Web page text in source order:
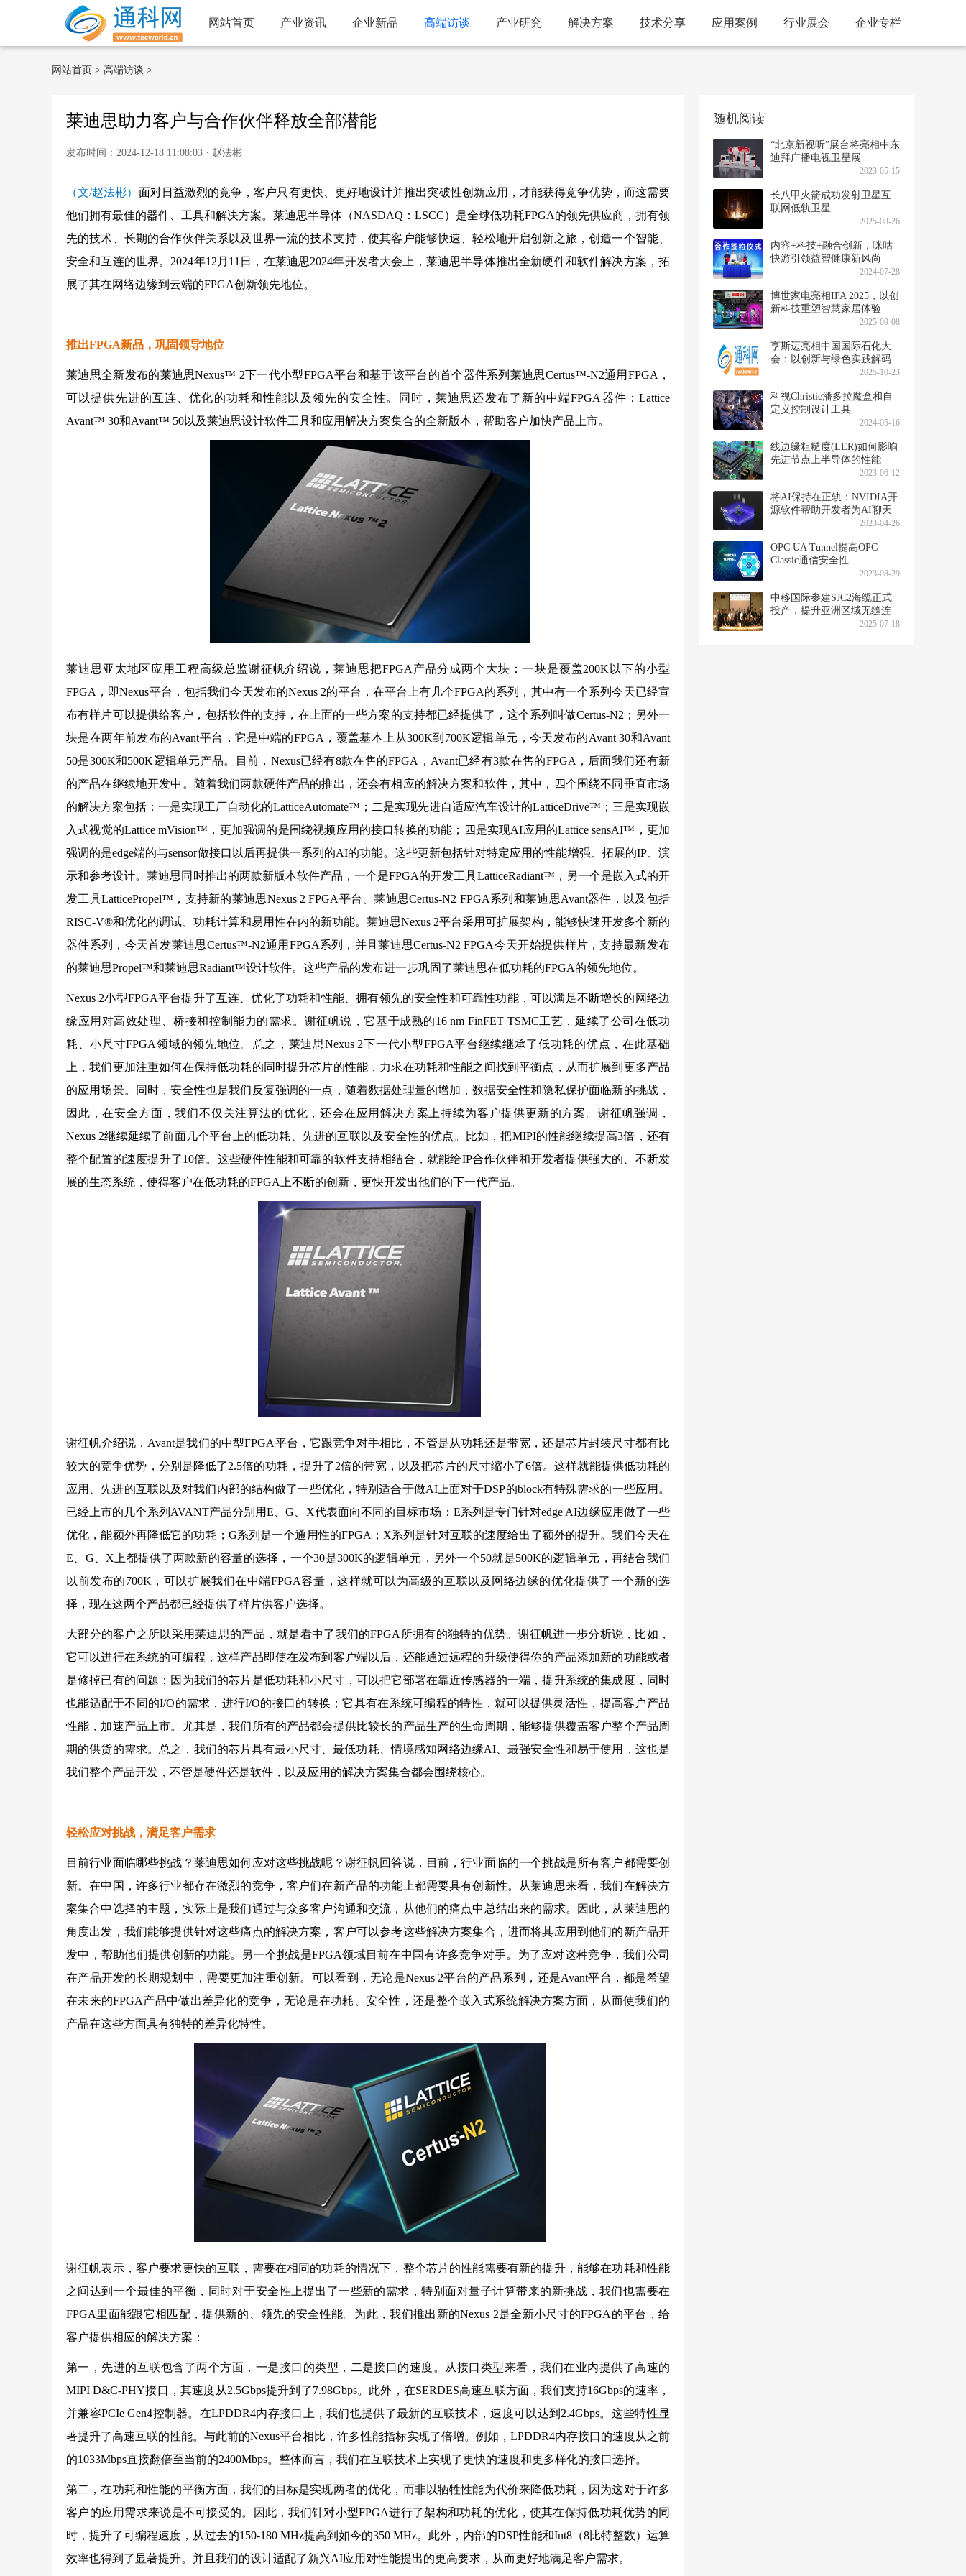
网站首页 产业资讯 企业新品 高端访谈 产业研究 解决方案 技术分享 应用案例 行业展会 企业专栏
网站首页 > 高端访谈 >
莱迪思助力客户与合作伙伴释放全部潜能
发布时间：2024-12-18 11:08:03 · 赵法彬
（文/赵法彬） 面对日益激烈的竞争，客户只有更快、更好地设计并推出突破性创新应用，才能获得竞争优势，而这需要
他们拥有最佳的器件、工具和解决方案。莱迪思半导体（NASDAQ：LSCC）是全球低功耗FPGA的领先供应商，拥有领
先的技术、长期的合作伙伴关系以及世界一流的技术支持，使其客户能够快速、轻松地开启创新之旅，创造一个智能、
安全和互连的世界。2024年12月11日，在莱迪思2024年开发者大会上，莱迪思半导体推出全新硬件和软件解决方案，拓
展了其在网络边缘到云端的FPGA创新领先地位。
推出FPGA新品，巩固领导地位
莱迪思全新发布的莱迪思Nexus™ 2下一代小型FPGA平台和基于该平台的首个器件系列莱迪思Certus™-N2通用FPGA，
可以提供先进的互连、优化的功耗和性能以及领先的安全性。同时，莱迪思还发布了新的中端FPGA器件：Lattice
Avant™ 30和Avant™ 50以及莱迪思设计软件工具和应用解决方案集合的全新版本，帮助客户加快产品上市。
莱迪思亚太地区应用工程高级总监谢征帆介绍说，莱迪思把FPGA产品分成两个大块：一块是覆盖200K以下的小型
FPGA，即Nexus平台，包括我们今天发布的Nexus 2的平台，在平台上有几个FPGA的系列，其中有一个系列今天已经宣
布有样片可以提供给客户，包括软件的支持，在上面的一些方案的支持都已经提供了，这个系列叫做Certus-N2；另外一
块是在两年前发布的Avant平台，它是中端的FPGA，覆盖基本上从300K到700K逻辑单元，今天发布的Avant 30和Avant
50是300K和500K逻辑单元产品。目前，Nexus已经有8款在售的FPGA，Avant已经有3款在售的FPGA，后面我们还有新
的产品在继续地开发中。随着我们两款硬件产品的推出，还会有相应的解决方案和软件，其中，四个围绕不同垂直市场
的解决方案包括：一是实现工厂自动化的LatticeAutomate™；二是实现先进自适应汽车设计的LatticeDrive™；三是实现嵌
入式视觉的Lattice mVision™，更加强调的是围绕视频应用的接口转换的功能；四是实现AI应用的Lattice sensAI™，更加
强调的是edge端的与sensor做接口以后再提供一系列的AI的功能。这些更新包括针对特定应用的性能增强、拓展的IP、演
示和参考设计。莱迪思同时推出的两款新版本软件产品，一个是FPGA的开发工具LatticeRadiant™，另一个是嵌入式的开
发工具LatticePropel™，支持新的莱迪思Nexus 2 FPGA平台、莱迪思Certus-N2 FPGA系列和莱迪思Avant器件，以及包括
RISC-V®和优化的调试、功耗计算和易用性在内的新功能。莱迪思Nexus 2平台采用可扩展架构，能够快速开发多个新的
器件系列，今天首发莱迪思Certus™-N2通用FPGA系列，并且莱迪思Certus-N2 FPGA今天开始提供样片，支持最新发布
的莱迪思Propel™和莱迪思Radiant™设计软件。这些产品的发布进一步巩固了莱迪思在低功耗的FPGA的领先地位。
Nexus 2小型FPGA平台提升了互连、优化了功耗和性能、拥有领先的安全性和可靠性功能，可以满足不断增长的网络边
缘应用对高效处理、桥接和控制能力的需求。谢征帆说，它基于成熟的16 nm FinFET TSMC工艺，延续了公司在低功
耗、小尺寸FPGA领域的领先地位。总之，莱迪思Nexus 2下一代小型FPGA平台继续继承了低功耗的优点，在此基础
上，我们更加注重如何在保持低功耗的同时提升芯片的性能，力求在功耗和性能之间找到平衡点，从而扩展到更多产品
的应用场景。同时，安全性也是我们反复强调的一点，随着数据处理量的增加，数据安全性和隐私保护面临新的挑战，
因此，在安全方面，我们不仅关注算法的优化，还会在应用解决方案上持续为客户提供更新的方案。谢征帆强调，
Nexus 2继续延续了前面几个平台上的低功耗、先进的互联以及安全性的优点。比如，把MIPI的性能继续提高3倍，还有
整个配置的速度提升了10倍。这些硬件性能和可靠的软件支持相结合，就能给IP合作伙伴和开发者提供强大的、不断发
展的生态系统，使得客户在低功耗的FPGA上不断的创新，更快开发出他们的下一代产品。
谢征帆介绍说，Avant是我们的中型FPGA平台，它跟竞争对手相比，不管是从功耗还是带宽，还是芯片封装尺寸都有比
较大的竞争优势，分别是降低了2.5倍的功耗，提升了2倍的带宽，以及把芯片的尺寸缩小了6倍。这样就能提供低功耗的
应用、先进的互联以及对我们内部的结构做了一些优化，特别适合于做AI上面对于DSP的block有特殊需求的一些应用。
已经上市的几个系列AVANT产品分别用E、G、X代表面向不同的目标市场：E系列是专门针对edge AI边缘应用做了一些
优化，能额外再降低它的功耗；G系列是一个通用性的FPGA；X系列是针对互联的速度给出了额外的提升。我们今天在
E、G、X上都提供了两款新的容量的选择，一个30是300K的逻辑单元，另外一个50就是500K的逻辑单元，再结合我们
以前发布的700K，可以扩展我们在中端FPGA容量，这样就可以为高级的互联以及网络边缘的优化提供了一个新的选
择，现在这两个产品都已经提供了样片供客户选择。
大部分的客户之所以采用莱迪思的产品，就是看中了我们的FPGA所拥有的独特的优势。谢征帆进一步分析说，比如，
它可以进行在系统的可编程，这样产品即使在发布到客户端以后，还能通过远程的升级使得你的产品添加新的功能或者
是修掉已有的问题；因为我们的芯片是低功耗和小尺寸，可以把它部署在靠近传感器的一端，提升系统的集成度，同时
也能适配于不同的I/O的需求，进行I/O的接口的转换；它具有在系统可编程的特性，就可以提供灵活性，提高客户产品
性能，加速产品上市。尤其是，我们所有的产品都会提供比较长的产品生产的生命周期，能够提供覆盖客户整个产品周
期的供货的需求。总之，我们的芯片具有最小尺寸、最低功耗、情境感知网络边缘AI、最强安全性和易于使用，这也是
我们整个产品开发，不管是硬件还是软件，以及应用的解决方案集合都会围绕核心。
轻松应对挑战，满足客户需求
目前行业面临哪些挑战？莱迪思如何应对这些挑战呢？谢征帆回答说，目前，行业面临的一个挑战是所有客户都需要创
新。在中国，许多行业都存在激烈的竞争，客户们在新产品的功能上都需要具有创新性。从莱迪思来看，我们在解决方
案集合中选择的主题，实际上是我们通过与众多客户沟通和交流，从他们的痛点中总结出来的需求。因此，从莱迪思的
角度出发，我们能够提供针对这些痛点的解决方案，客户可以参考这些解决方案集合，进而将其应用到他们的新产品开
发中，帮助他们提供创新的功能。另一个挑战是FPGA领域目前在中国有许多竞争对手。为了应对这种竞争，我们公司
在产品开发的长期规划中，需要更加注重创新。可以看到，无论是Nexus 2平台的产品系列，还是Avant平台，都是希望
在未来的FPGA产品中做出差异化的竞争，无论是在功耗、安全性，还是整个嵌入式系统解决方案方面，从而使我们的
产品在这些方面具有独特的差异化特性。
谢征帆表示，客户要求更快的互联，需要在相同的功耗的情况下，整个芯片的性能需要有新的提升，能够在功耗和性能
之间达到一个最佳的平衡，同时对于安全性上提出了一些新的需求，特别面对量子计算带来的新挑战，我们也需要在
FPGA里面能跟它相匹配，提供新的、领先的安全性能。为此，我们推出新的Nexus 2是全新小尺寸的FPGA的平台，给
客户提供相应的解决方案：
第一，先进的互联包含了两个方面，一是接口的类型，二是接口的速度。从接口类型来看，我们在业内提供了高速的
MIPI D&C-PHY接口，其速度从2.5Gbps提升到了7.98Gbps。此外，在SERDES高速互联方面，我们支持16Gbps的速率，
并兼容PCIe Gen4控制器。在LPDDR4内存接口上，我们也提供了最新的互联技术，速度可以达到2.4Gbps。这些特性显
著提升了高速互联的性能。与此前的Nexus平台相比，许多性能指标实现了倍增。例如，LPDDR4内存接口的速度从之前
的1033Mbps直接翻倍至当前的2400Mbps。整体而言，我们在互联技术上实现了更快的速度和更多样化的接口选择。
第二，在功耗和性能的平衡方面，我们的目标是实现两者的优化，而非以牺牲性能为代价来降低功耗，因为这对于许多
客户的应用需求来说是不可接受的。因此，我们针对小型FPGA进行了架构和功耗的优化，使其在保持低功耗优势的同
时，提升了可编程速度，从过去的150-180 MHz提高到如今的350 MHz。此外，内部的DSP性能和Int8（8比特整数）运算
效率也得到了显著提升。并且我们的设计适配了新兴AI应用对性能提出的更高要求，从而更好地满足客户需求。
随机阅读
“北京新视听”展台将亮相中东
迪拜广播电视卫星展
2023-05-15
长八甲火箭成功发射卫星互
联网低轨卫星
2025-08-26
内容+科技+融合创新，咪咕
快游引领益智健康新风尚
2024-07-28
博世家电亮相IFA 2025，以创
新科技重塑智慧家居体验
2025-09-08
亨斯迈亮相中国国际石化大
会：以创新与绿色实践解码
2025-10-23
科视Christie潘多拉魔盒和自
定义控制设计工具
2024-05-16
线边缘粗糙度(LER)如何影响
先进节点上半导体的性能
2023-06-12
将AI保持在正轨：NVIDIA开
源软件帮助开发者为AI聊天
2023-04-26
OPC UA Tunnel提高OPC
Classic通信安全性
2023-08-29
中移国际参建SJC2海缆正式
投产，提升亚洲区域无缝连
2025-07-18